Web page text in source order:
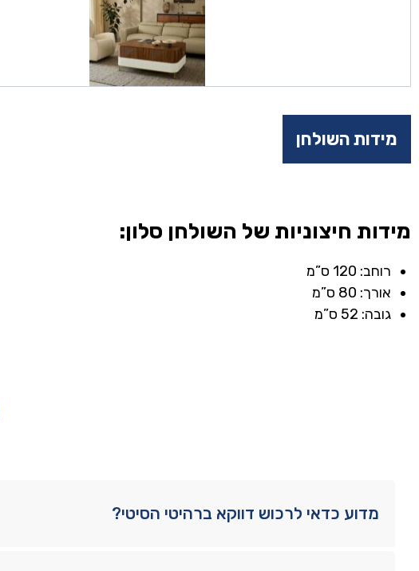
מידות השולחן
מידות חיצוניות של השולחן סלון:
רוחב: 120 ס”מ
אורך: 80 ס”מ
גובה: 52 ס”מ
מדוע כדאי לרכוש דווקא ברהיטי הסיטי?